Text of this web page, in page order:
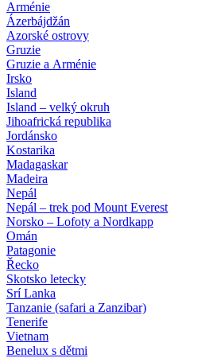
Arménie
Ázerbájdžán
Azorské ostrovy
Gruzie
Gruzie a Arménie
Irsko
Island
Island – velký okruh
Jihoafrická republika
Jordánsko
Kostarika
Madagaskar
Madeira
Nepál
Nepál – trek pod Mount Everest
Norsko – Lofoty a Nordkapp
Omán
Patagonie
Řecko
Skotsko letecky
Srí Lanka
Tanzanie (safari a Zanzibar)
Tenerife
Vietnam
Benelux s dětmi